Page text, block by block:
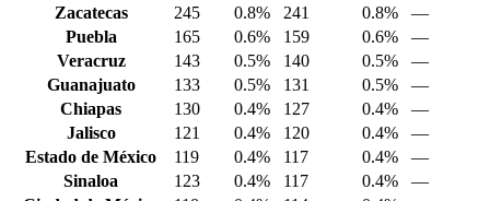
Zacatecas
245 0.8% 241 0.8%
—
Puebla
165 0.6% 159 0.6%
—
Veracruz
143 0.5% 140 0.5%
—
Guanajuato
133 0.5% 131 0.5%
—
Chiapas
130 0.4% 127 0.4%
—
Jalisco
121 0.4% 120 0.4%
—
Estado de México
119 0.4% 117 0.4%
—
Sinaloa
123 0.4% 117 0.4%
—